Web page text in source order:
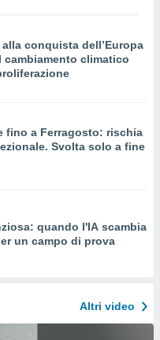
conquista dell’Europa
climatico
fino a Ferragosto: rischia
Svolta solo a fine
quando l'IA scambia
un campo di prova
Altri video